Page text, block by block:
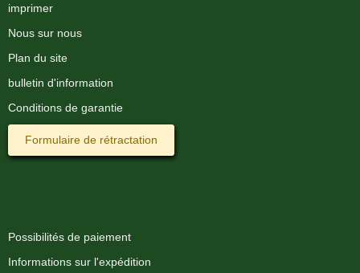
imprimer
Nous sur nous
Plan du site
bulletin d'information
Conditions de garantie
Formulaire de rétractation
Possibilités de paiement
Informations sur l'expédition